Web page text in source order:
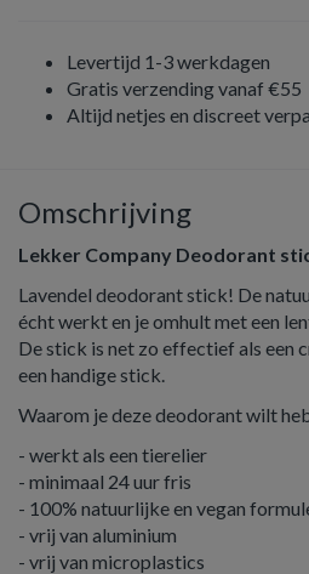
Levertijd 1-3 werkdagen
Gratis verzending vanaf €55
Altijd netjes en discreet
Omschrijving
Lekker Company Deodorant
Lavendel deodorant stick! De
écht werkt en je omhult met een
De stick is net zo effectief als een
een handige stick.
Waarom je deze deodorant wilt
- werkt als een tierelier
- minimaal 24 uur fris
- 100% natuurlijke en vegan
- vrij van aluminium
- vrij van microplastics